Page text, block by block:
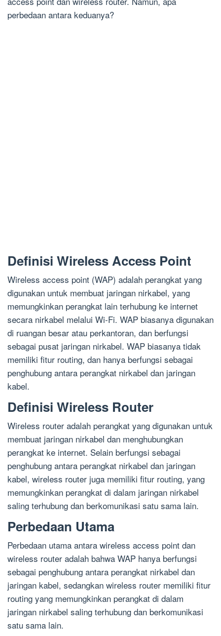
perbedaan antara keduanya?
Definisi Wireless Access Point
Wireless access point (WAP) adalah perangkat yang
digunakan untuk membuat jaringan nirkabel, yang
memungkinkan perangkat lain terhubung ke internet
secara nirkabel melalui Wi-Fi. WAP biasanya digunakan
di ruangan besar atau perkantoran, dan berfungsi
sebagai pusat jaringan nirkabel. WAP biasanya tidak
memiliki fitur routing, dan hanya berfungsi sebagai
penghubung antara perangkat nirkabel dan jaringan
kabel.
Definisi Wireless Router
Wireless router adalah perangkat yang digunakan untuk
membuat jaringan nirkabel dan menghubungkan
perangkat ke internet. Selain berfungsi sebagai
penghubung antara perangkat nirkabel dan jaringan
kabel, wireless router juga memiliki fitur routing, yang
memungkinkan perangkat di dalam jaringan nirkabel
saling terhubung dan berkomunikasi satu sama lain.
Perbedaan Utama
Perbedaan utama antara wireless access point dan
wireless router adalah bahwa WAP hanya berfungsi
sebagai penghubung antara perangkat nirkabel dan
jaringan kabel, sedangkan wireless router memiliki fitur
routing yang memungkinkan perangkat di dalam
jaringan nirkabel saling terhubung dan berkomunikasi
satu sama lain.